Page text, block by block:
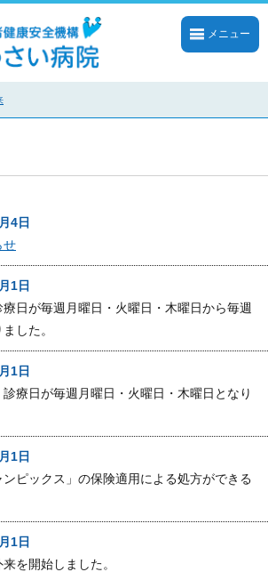
メニュー
4日
せ
1日
日が毎週月曜日・火曜日・木曜日から毎週
した。
1日
療日が毎週月曜日・火曜日・木曜日となり
1日
ピックス」の保険適用による処方ができる
1日
を開始しました。